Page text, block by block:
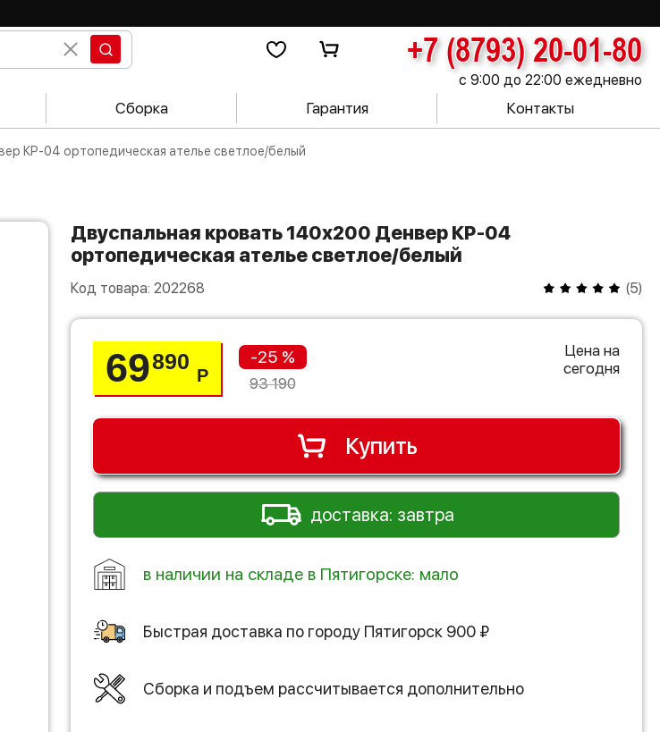
+7 (8793) 20-01-80
с 9:00 до 22:00 ежедневно
Сборка Гарантия Контакты
КР-04 ортопедическая ателье светлое/белый
Двуспальная кровать 140х200 Денвер КР-04
ортопедическая ателье светлое/белый
Код товара: 202268 (5)
69890
Р
-25 %
93 190
Цена на
сегодня
Купить
доставка: завтра
в наличии на складе в Пятигорске: мало
Быстрая доставка по городу Пятигорск 900 ₽
Сборка и подъем рассчитывается дополнительно